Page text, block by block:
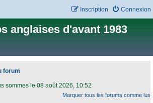
Connexion
Inscription
anglaises d'avant 1983
forum
sommes le 08 août 2026, 10:52
Marquer tous les forums comme lus